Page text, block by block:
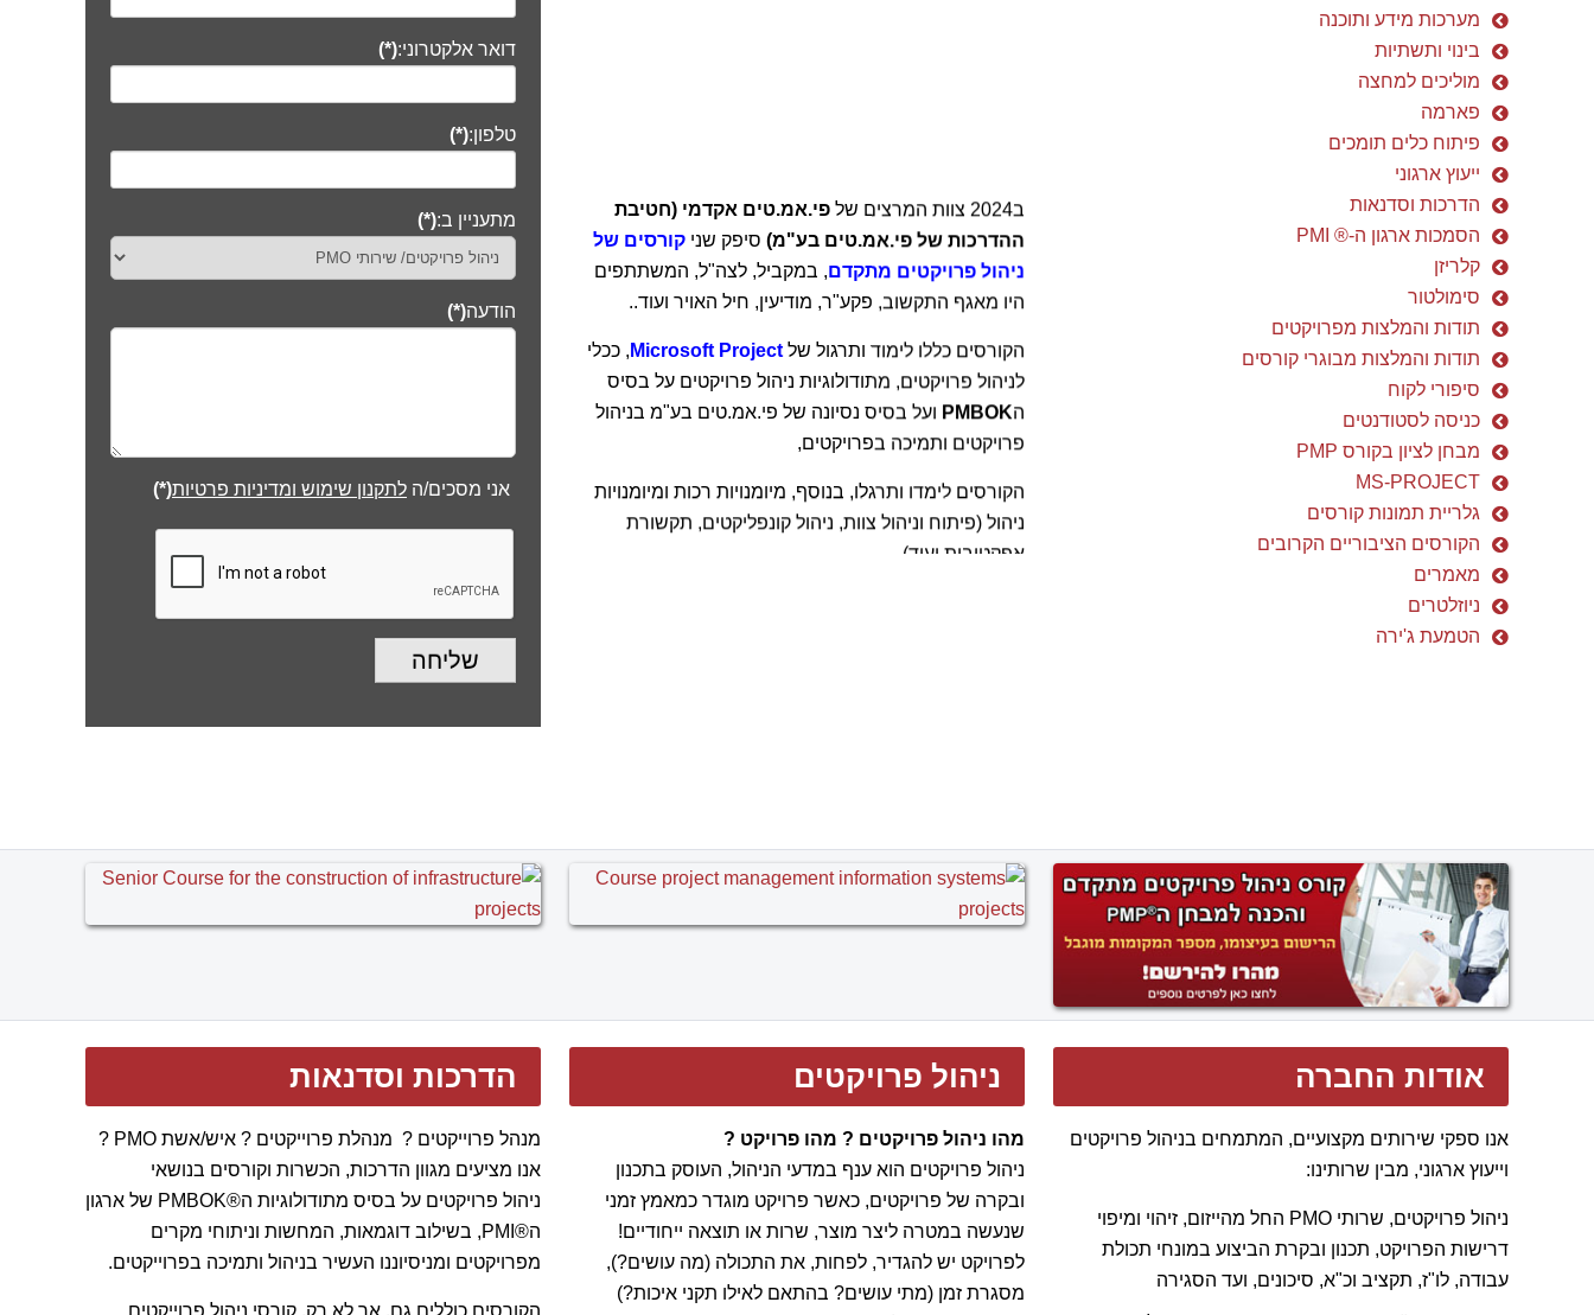
מערכות מידע ותוכנה
בינוי ותשתיות
מוליכים למחצה
פארמה
פיתוח כלים תומכים
ייעוץ ארגוני
הדרכות וסדנאות
הסמכות ארגון ה-® PMI
קלריזן
סימולטור
תודות והמלצות מפרויקטים
תודות והמלצות מבוגרי קורסים
סיפורי לקוח
כניסה לסטודנטים
מבחן לציון בקורס PMP
MS-PROJECT
גלריית תמונות קורסים
הקורסים הציבוריים הקרובים
מאמרים
ניוזלטרים
הטמעת ג'ירה
ההדרכות של פי.אמ.טים בע"מ)סיפק שניקורסים של
ניהול פרויקטים מתקדם, במקביל, לצה"ל, המשתתפים
היו מאגף התקשוב, פקע"ר, מודיעין, חיל האויר ועוד..
הקורסים כללו לימוד ותרגול של Microsoft Project
לניהול פרויקטים, מתודולוגיות ניהול פרויקטים על בסיס
הPMBOKועל בסיס נסיונה של פי.אמ.טים בע"מ בניהול
פרויקטים ותמיכה בפרויקטים,
הקורסים לימדו ותרגלו, בנוסף, מיומנויות רכות ומיומנויות
ניהול (פיתוח וניהול צוות, ניהול קונפליקטים, תקשורת
אפקטיבית ועוד),
חברת פי.אמ.טים בע"מ
של המועצה מקומית חריש, לייעוץ והדרכה, לשם
הקמת יחידת PMO
,אשר תתפקד כמוקד ידע מקצועי וכן
לייצור חשמל על בסיס גז, בפאתי אשקלון
של דליה אנרגיות כח, להקמת
בסיס גז, בתל צפית
פי.אמ.טים בע"מ סיימה בהצלחה מחזור נוסף שלקורס
ניהול פרויקטים מתקדם והכנה למבחן הסמכת
הפי.אמ.פי , Advanced Project Management & PMP
Preparation Course
דואר אלקטרוני:(*)
טלפון:(*)
מתעניין ב:(*)
הודעה(*)
אני מסכים/ה לתקנון שימוש ומדיניות פרטיות(*)
שליחה
אודות החברה
אנו ספקי שירותים מקצועיים, המתמחים בניהול פרויקטים
וייעוץ ארגוני, מבין שרותינו:
ניהול פרויקטים, שרותי PMO החל מהייזום, זיהוי ומיפוי
דרישות הפרויקט, תכנון ובקרת הביצוע במונחי תכולת
עבודה, לו"ז, תקציב וכ"א, סיכונים, ועד הסגירה
ניהול פרויקטים
מהו ניהול פרויקטים ? מהו פרויקט ?
ניהול פרויקטים הוא ענף במדעי הניהול, העוסק בתכנון
ובקרה של פרויקטים, כאשר פרויקט מוגדר כמאמץ זמני
שנעשה במטרה ליצר מוצר, שרות או תוצאה ייחודיים!
לפרויקט יש להגדיר, לפחות, את התכולה (מה עושים?),
מסגרת זמן (מתי עושים? בהתאם לאילו תקני איכות?)
הדרכות וסדנאות
מנהל פרוייקטים ? מנהלת פרוייקטים ? איש/אשת PMO ?
אנו מציעים מגוון הדרכות, הכשרות וקורסים בנושאי
ניהול פרויקטים על בסיס מתודולוגיות ה®PMBOK של ארגון
ה®PMI, בשילוב דוגמאות, המחשות וניתוחי מקרים
מפרויקטים ומניסיוננו העשיר בניהול ותמיכה בפרוייקטים.